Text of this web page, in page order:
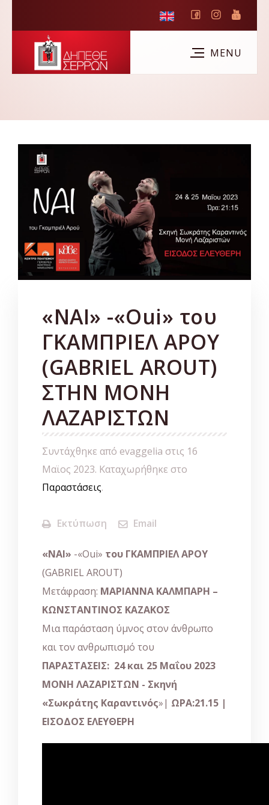
«ΝΑΙ» -«Oui» του
ΓΚΑΜΠΡΙΕΛ ΑΡΟΥ
(GABRIEL AROUT)
ΣΤΗΝ ΜΟΝΗ
ΛΑΖΑΡΙΣΤΩΝ
Συντάχθηκε από evaggelia στις 16
Μαϊος 2023. Καταχωρήθηκε στο
Παραστάσεις.
Εκτύπωση Email
«ΝΑΙ» -«Oui» του ΓΚΑΜΠΡΙΕΛΑΡΟΥ
(GABRIEL AROUT)
Μετάφραση: ΜΑΡΙΑΝΝΑ ΚΑΛΜΠΑΡΗ –
ΚΩΝΣΤΑΝΤΙΝΟΣ ΚΑΖΑΚΟΣ
Μια παράσταση ύμνος στον άνθρωπο
και τον ανθρωπισμό του
ΠΑΡΑΣΤΑΣΕΙΣ: 24 και 25 Μαΐου 2023
ΜΟΝΗ ΛΑΖΑΡΙΣΤΩΝ - Σκηνή
«Σωκράτης Καραντινός»| ΩΡΑ:21.15 |
ΕΙΣΟΔΟΣ ΕΛΕΥΘΕΡΗ